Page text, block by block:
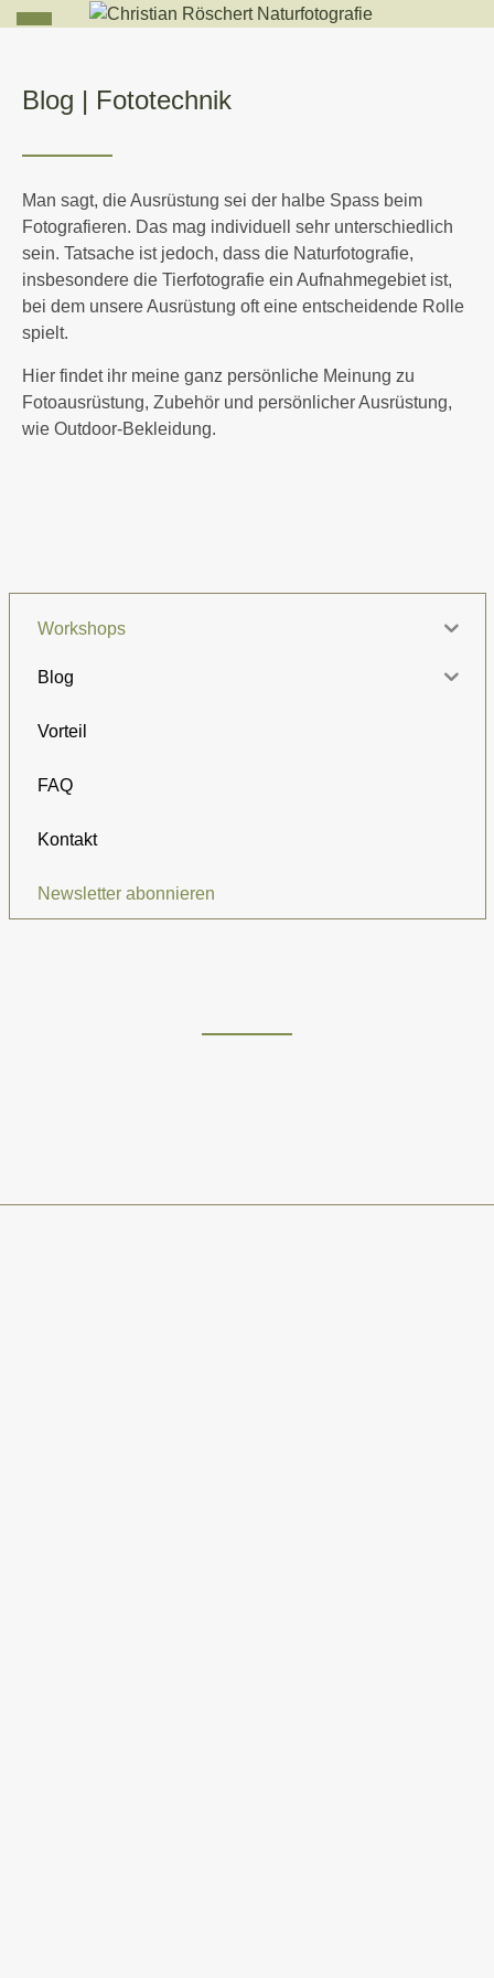
Blog | Fototechnik
Man sagt, die Ausrüstung sei der halbe Spass beim
Fotografieren. Das mag individuell sehr unterschiedlich
sein. Tatsache ist jedoch, dass die Naturfotografie,
insbesondere die Tierfotografie ein Aufnahmegebiet ist,
bei dem unsere Ausrüstung oft eine entscheidende Rolle
spielt.
Hier findet ihr meine ganz persönliche Meinung zu
Fotoausrüstung, Zubehör und persönlicher Ausrüstung,
wie Outdoor-Bekleidung.
Workshops
Blog
Vorteil
FAQ
Kontakt
Newsletter abonnieren